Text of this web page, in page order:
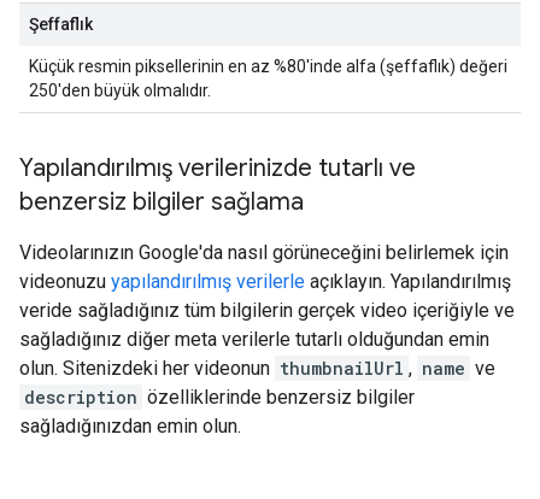
Şeffaflık
Küçük resmin piksellerinin en az %80'inde alfa (şeffaflık) değeri
250'den büyük olmalıdır.
Yapılandırılmış verilerinizde tutarlı ve
benzersiz bilgiler sağlama
Videolarınızın Google'da nasıl görüneceğini belirlemek için
videonuzu yapılandırılmış verilerle açıklayın. Yapılandırılmış
veride sağladığınız tüm bilgilerin gerçek video içeriğiyle ve
sağladığınız diğer meta verilerle tutarlı olduğundan emin
olun. Sitenizdeki her videonun thumbnailUrl , name ve
description özelliklerinde benzersiz bilgiler
sağladığınızdan emin olun.